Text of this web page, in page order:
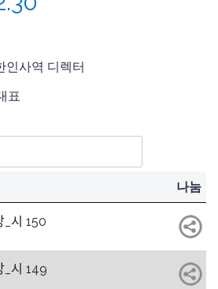
인사역 디렉터
표
나눔
150
149